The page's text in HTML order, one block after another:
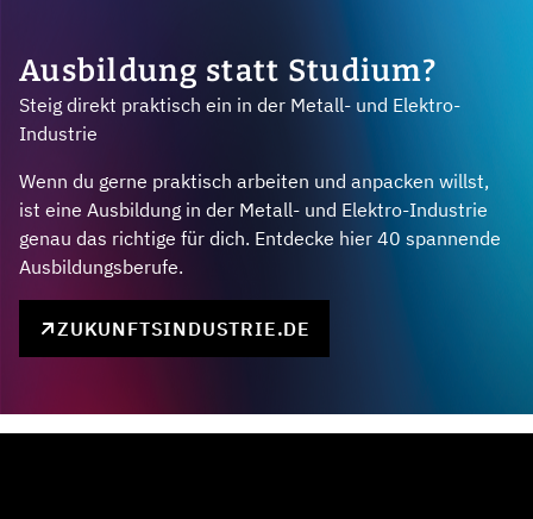
Ausbildung statt Studium?
Steig direkt praktisch ein in der Metall- und Elektro-
Industrie
Wenn du gerne praktisch arbeiten und anpacken willst,
ist eine Ausbildung in der Metall- und Elektro-Industrie
genau das richtige für dich. Entdecke hier 40 spannende
Ausbildungsberufe.
ZUKUNFTSINDUSTRIE.DE